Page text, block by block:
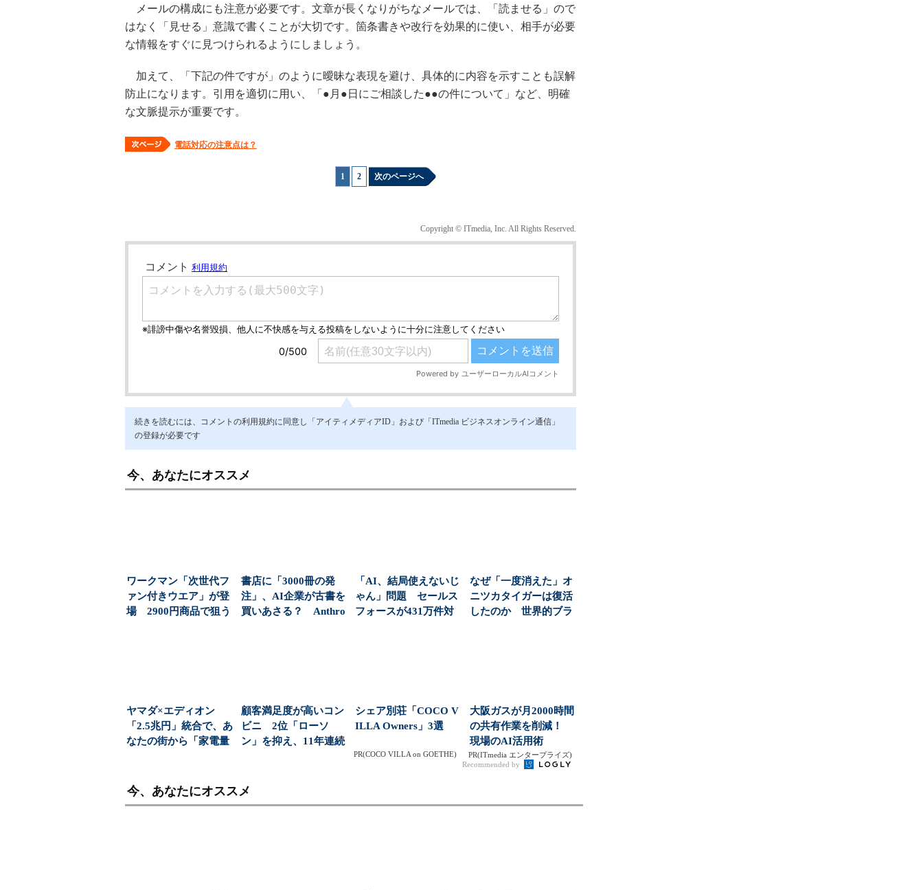
メールの構成にも注意が必要です。文章が長くなりがちなメールでは、「読ませる」ので
はなく「見せる」意識で書くことが大切です。箇条書きや改行を効果的に使い、相手が必要
な情報をすぐに見つけられるようにしましょう。
加えて、「下記の件ですが」のように曖昧な表現を避け、具体的に内容を示すことも誤解
防止になります。引用を適切に用い、「●月●日にご相談した●●の件について」など、明確
な文脈提示が重要です。
電話対応の注意点は？
1 2 次のページへ
Copyright © ITmedia, Inc. All Rights Reserved.
続きを読むには、コメントの利用規約に同意し「アイティメディアID」および「ITmedia ビジネスオンライン通信」
の登録が必要です
今、あなたにオススメ
ワークマン「次世代フ
ァン付きウエア」が登
場 2900円商品で狙う
書店に「3000冊の発
注」、AI企業が古書を
買いあさる？ Anthro
「AI、結局使えないじ
ゃん」問題 セールス
フォースが431万件対
なぜ「一度消えた」オ
ニツカタイガーは復活
したのか 世界的ブラ
ヤマダ×エディオン
「2.5兆円」統合で、あ
なたの街から「家電量
顧客満足度が高いコン
ビニ 2位「ローソ
ン」を抑え、11年連続
シェア別荘「COCO V
ILLA Owners」3選
PR(COCO VILLA on GOETHE)
大阪ガスが月2000時間
の共有作業を削減！
現場のAI活用術
PR(ITmedia エンタープライズ)
Recommended by
今、あなたにオススメ